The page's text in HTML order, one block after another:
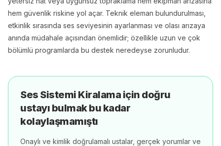
hem güvenlik riskine yol açar. Teknik eleman bulundurulması,
etkinlik sırasında ses seviyesinin ayarlanması ve olası arızaya
anında müdahale açısından önemlidir; özellikle uzun ve çok
bölümlü programlarda bu destek neredeyse zorunludur.
Ses Sistemi Kiralama için doğru
ustayı bulmak bu kadar
kolaylaşmamıştı
Onaylı ve kimlik doğrulamalı ustalar, gerçek yorumlar ve